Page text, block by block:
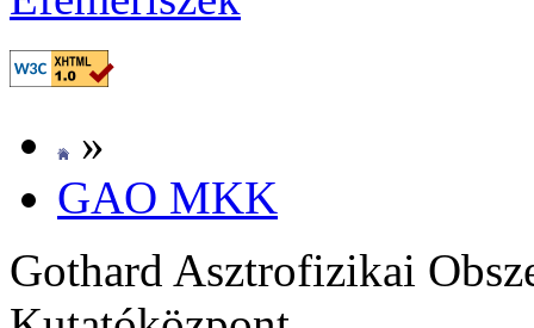
»
GAO MKK
Got­hard Aszt­ro­fi­zi­kai